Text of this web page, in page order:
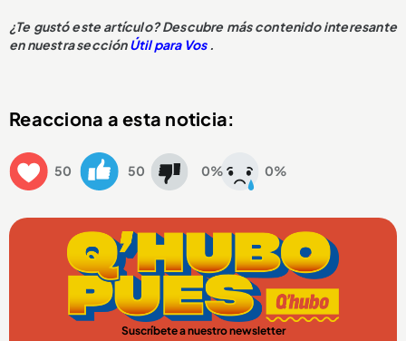
¿Te gustó este artículo? Descubre más contenido interesante
en nuestra secciónÚtil para Vos.
Reacciona a esta noticia:
50 50 0% 0%
Suscríbete a nuestro newsletter